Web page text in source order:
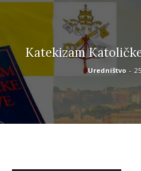
Katekizam
Uredništvo -